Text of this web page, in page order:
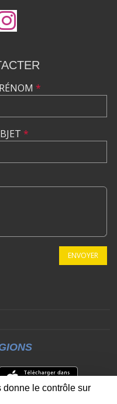
*
*
ENVOYER
le contrôle sur